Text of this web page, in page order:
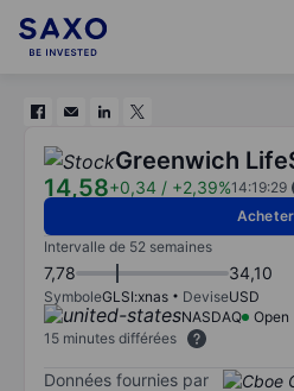
Greenwich
14,58+0,34 / +2,39%14:19:29
Acheter
Intervalle de 52 semaines
7,78 34,10
SymboleGLSI:xnas DeviseUSD
NASDAQ
Open
15 minutes différées
Données fournies par